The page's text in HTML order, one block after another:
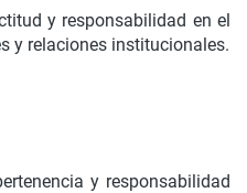
y responsabilidad en el
y relaciones institucionales.
y responsabilidad